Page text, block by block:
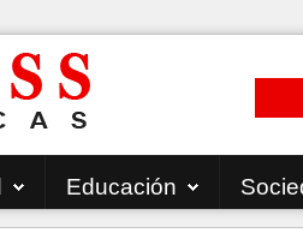
Educación